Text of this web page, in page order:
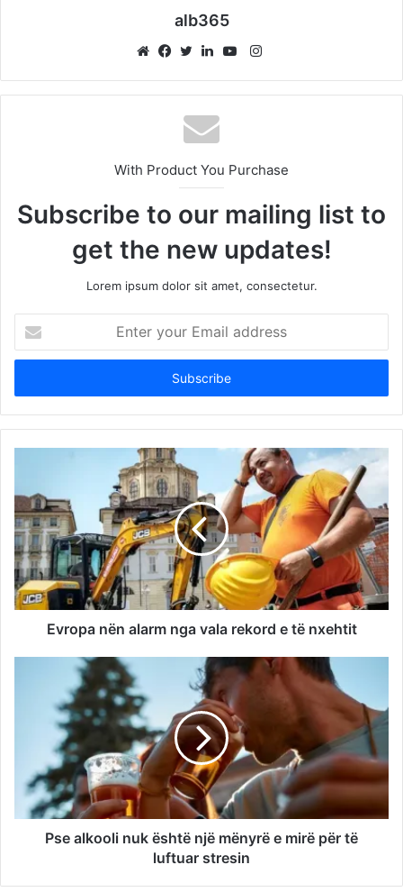
alb365
Instagram
With Product You Purchase
Subscribe to our mailing list to
get the new updates!
Lorem ipsum dolor sit amet, consectetur.
your
Email
Evropa nën alarm nga vala rekord e të nxehtit
Pse alkooli nuk është një mënyrë e mirë për të
luftuar stresin